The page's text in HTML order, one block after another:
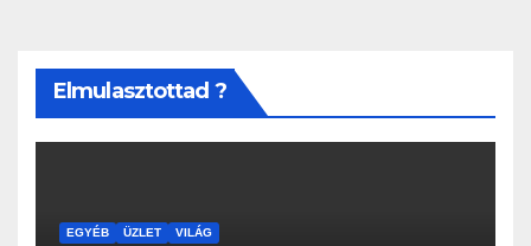
Elmulasztottad ?
EGYÉB ÜZLET VILÁG